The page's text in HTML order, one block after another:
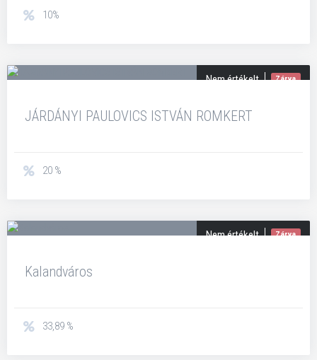
10%
Nem értékelt Zárva
JÁRDÁNYI PAULOVICS ISTVÁN ROMKERT
20 %
Nem értékelt Zárva
Kalandváros
33,89 %